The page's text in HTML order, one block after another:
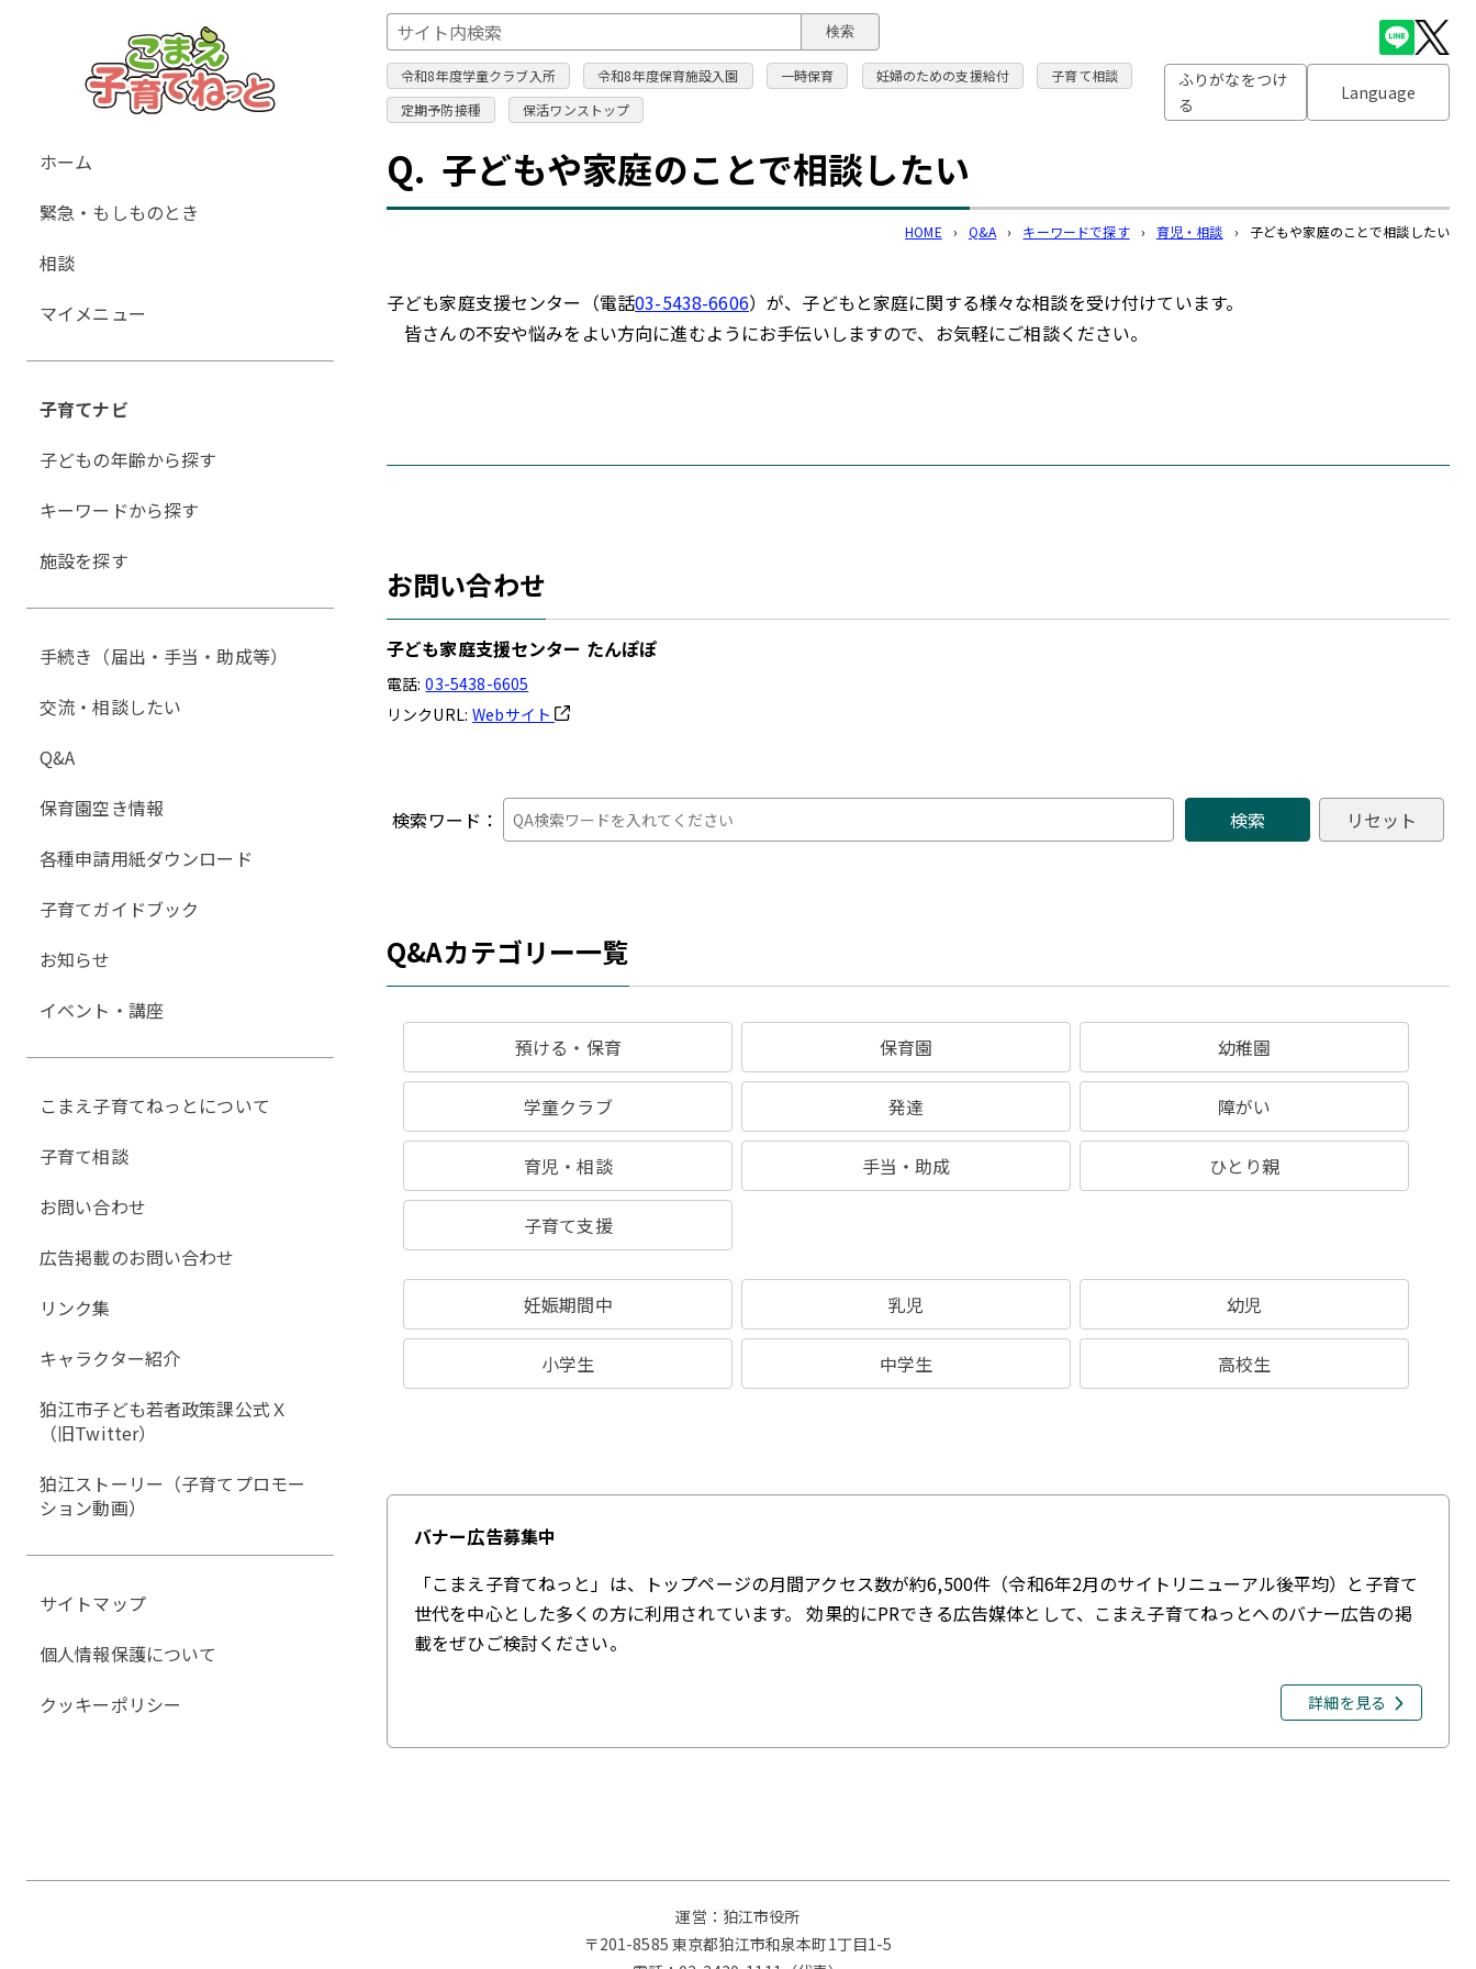
このページの本文へ
検索
令和8年度学童クラブ入所 令和8年度保育施設入園 一時保育 妊婦のための支援給付
子育て相談
定期予防接種
保活ワンストップ
ふりがなをつけ
る
Language
Q. 子どもや家庭のことで相談したい
HOME › Q&A › キーワードで探す › 育児・相談 › 子どもや家庭のことで相談したい
子ども家庭支援センター（電話03-5438-6606）が、子どもと家庭に関する様々な相談を受け付けています。
皆さんの不安や悩みをよい方向に進むようにお手伝いしますので、お気軽にご相談ください。
お問い合わせ
子ども家庭支援センター たんぽぽ
電話: 03-5438-6605
リンクURL: Webサイト
検索ワード：
Q&Aカテゴリー一覧
預ける・保育 保育園 幼稚園
学童クラブ 発達 障がい
育児・相談 手当・助成 ひとり親
子育て支援
妊娠期間中 乳児 幼児
小学生 中学生 高校生
バナー広告募集中
「こまえ子育てねっと」は、トップページの月間アクセス数が約6,500件（令和6年2月のサイトリニューアル後平均）と子育て
世代を中心とした多くの方に利用されています。 効果的にPRできる広告媒体として、こまえ子育てねっとへのバナー広告の掲
載をぜひご検討ください。
詳細を見る
グ
ー
ル
ナ
ゲ
シ
ョ
ホーム
緊急・もしものとき
相談
マイメニュー
子育てナビ
子どもの年齢から探す
キーワードから探す
施設を探す
手続き（届出・手当・助成等）
交流・相談したい
Q&A
保育園空き情報
各種申請用紙ダウンロード
子育てガイドブック
お知らせ
イベント・講座
こまえ子育てねっとについて
子育て相談
お問い合わせ
広告掲載のお問い合わせ
リンク集
キャラクター紹介
狛江市子ども若者政策課公式Ｘ
（旧Twitter）
狛江ストーリー（子育てプロモー
ション動画）
サイトマップ
個人情報保護について
クッキーポリシー
運営：狛江市役所
〒201-8585 東京都狛江市和泉本町1丁目1-5